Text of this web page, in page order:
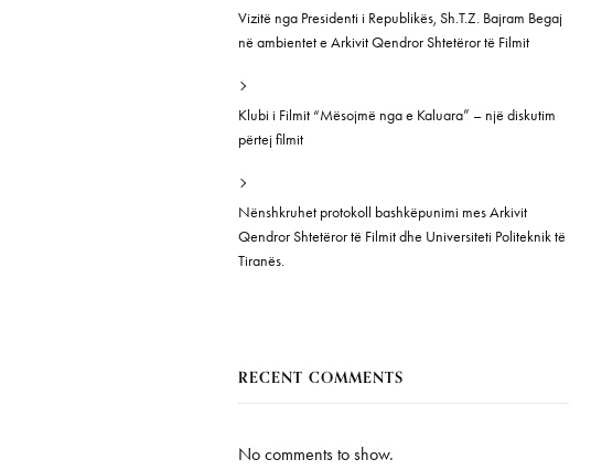
Vizitë nga Presidenti i Republikës, Sh.T.Z. Bajram Begaj
në ambientet e Arkivit Qendror Shtetëror të Filmit
Klubi i Filmit “Mësojmë nga e Kaluara” – një diskutim
përtej filmit
Nënshkruhet protokoll bashkëpunimi mes Arkivit
Qendror Shtetëror të Filmit dhe Universiteti Politeknik të
Tiranës.
RECENT COMMENTS
No comments to show.